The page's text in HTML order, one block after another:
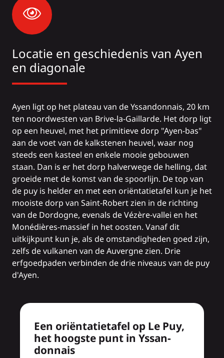
Locatie en geschiedenis van Ayen
en diagonale
Ayen ligt op het plateau van de Yssandonnais, 20 km
ten noordwesten van Brive-la-Gaillarde. Het dorp ligt
op een heuvel, met het primitieve dorp "Ayen-bas"
aan de voet van de kalkstenen heuvel, waar nog
steeds een kasteel en enkele mooie gebouwen
staan. Dan is er het dorp halverwege de helling, dat
groeide met de komst van de spoorlijn. De top van
de puy is helder en met een oriëntatietafel kun je het
mooiste dorp van Saint-Robertzien in de richting
van de Dordogne, evenals de Vézère-vallei en het
Monédières-massief in het oosten. Vanaf dit
uitkijkpunt kun je, als de omstandigheden goed zijn,
zelfs de vulkanen van de Auvergne zien. Drie
erfgoedpaden verbinden de drie niveaus van de puy
d'Ayen.
Een oriëntatietafel op Le Puy,
het hoogste punt in Yssan-
donnais